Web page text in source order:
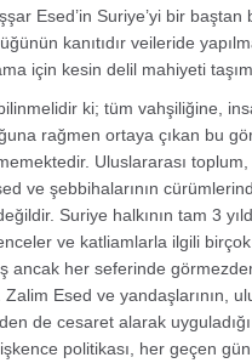
Esed’in Suriye’yi bir baştan
kanıtıdır veileride
için kesin delil mahiyeti
ki; tüm vahşiliğine,
rağmen ortaya çıkan bu
Uluslararası toplum,
ve şebbihalarının
Suriye halkının tam 3
ve katliamlarla ilgili
ancak her seferinde
Esed ve yandaşlarının,
de cesaret alarak
politikası, her geçen